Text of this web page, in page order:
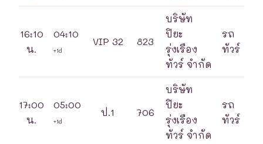
16:10
น.
04:10
+1d
VIP 32 823
บริษัท
ปิยะ
รุ่งเรือง
ทัวร์ จำกัด
รถ
ทัวร์
17:00
น.
05:00
+1d
ป.1 706
บริษัท
ปิยะ
รุ่งเรือง
ทัวร์ จำกัด
รถ
ทัวร์